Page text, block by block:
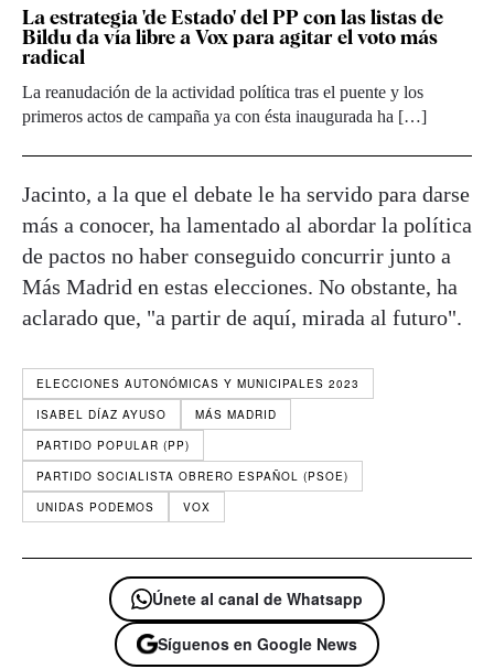
La estrategia 'de Estado' del PP con las listas de
Bildu da vía libre a Vox para agitar el voto más
radical
La reanudación de la actividad política tras el puente y los
primeros actos de campaña ya con ésta inaugurada ha […]
Jacinto, a la que el debate le ha servido para darse
más a conocer, ha lamentado al abordar la política
de pactos no haber conseguido concurrir junto a
Más Madrid en estas elecciones. No obstante, ha
aclarado que, "a partir de aquí, mirada al futuro".
ELECCIONES AUTONÓMICAS Y MUNICIPALES 2023
ISABEL DÍAZ AYUSO
MÁS MADRID
PARTIDO POPULAR (PP)
PARTIDO SOCIALISTA OBRERO ESPAÑOL (PSOE)
UNIDAS PODEMOS
VOX
Únete al canal de Whatsapp
Síguenos en Google News